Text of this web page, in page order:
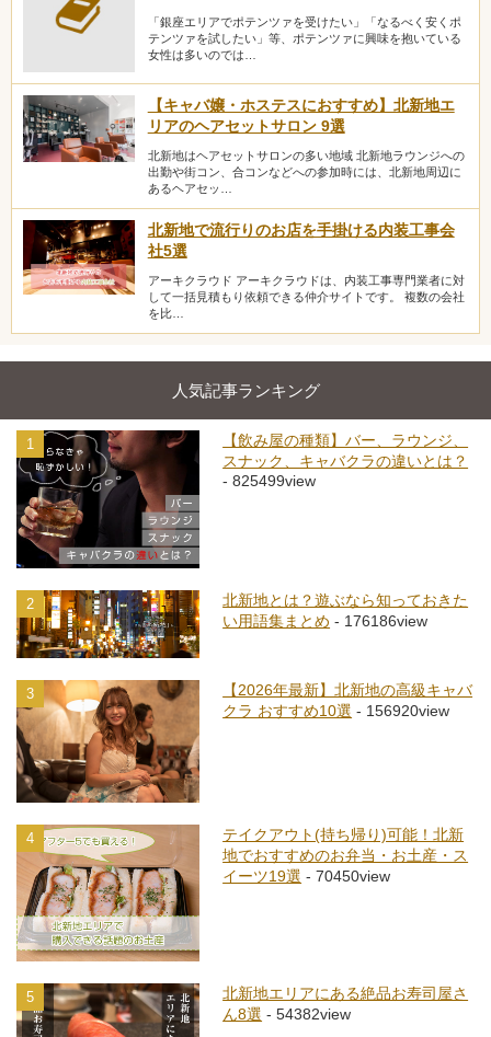
「銀座エリアでポテンツァを受けたい」「なるべく安くポ
テンツァを試したい」等、ポテンツァに興味を抱いている
女性は多いのでは…
【キャバ嬢・ホステスにおすすめ】北新地エ
リアのヘアセットサロン 9選
北新地はヘアセットサロンの多い地域 北新地ラウンジへの
出勤や街コン、合コンなどへの参加時には、北新地周辺に
あるヘアセッ…
北新地で流行りのお店を手掛ける内装工事会
社5選
アーキクラウド アーキクラウドは、内装工事専門業者に対
して一括見積もり依頼できる仲介サイトです。 複数の会社
を比…
人気記事ランキング
1
【飲み屋の種類】バー、ラウンジ、
スナック、キャバクラの違いとは？
- 825499view
2
北新地とは？遊ぶなら知っておきた
い用語集まとめ - 176186view
3
【2026年最新】北新地の高級キャバ
クラ おすすめ10選 - 156920view
4
テイクアウト(持ち帰り)可能！北新
地でおすすめのお弁当・お土産・ス
イーツ19選 - 70450view
5
北新地エリアにある絶品お寿司屋さ
ん8選 - 54382view